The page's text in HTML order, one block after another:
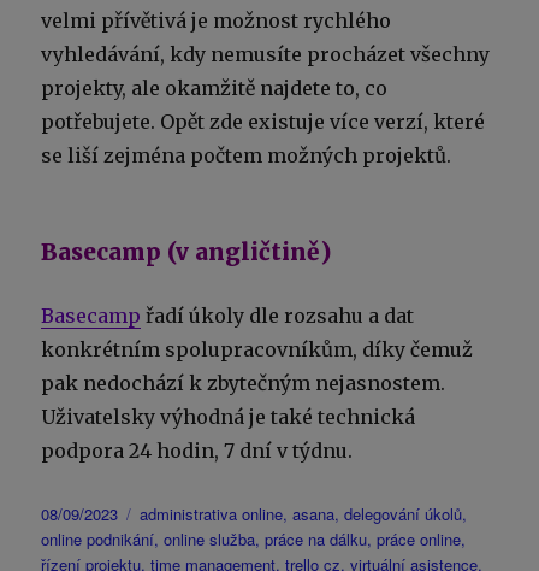
velmi přívětivá je možnost rychlého
vyhledávání, kdy nemusíte procházet všechny
projekty, ale okamžitě najdete to, co
potřebujete. Opět zde existuje více verzí, které
se liší zejména počtem možných projektů.
Basecamp (v angličtině)
Basecamp řadí úkoly dle rozsahu a dat
konkrétním spolupracovníkům, díky čemuž
pak nedochází k zbytečným nejasnostem.
Uživatelsky výhodná je také technická
podpora 24 hodin, 7 dní v týdnu.
Publikováno:
08/09/2023 Štítky:
administrativa online,asana,delegování úkolů,
online podnikání,online služba,práce na dálku,práce online,
řízení projektu,time management,trello cz,virtuální asistence,